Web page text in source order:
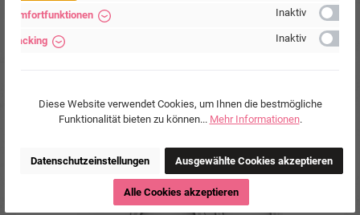
Produktgalerie überspringen
Accessory Items
Komfortfunktionen Inaktiv
Tracking Inaktiv
Diese Website verwendet Cookies, um Ihnen die bestmögliche
Funktionalität bieten zu können... Mehr Informationen.
Datenschutzeinstellungen Ausgewählte Cookies akzeptieren
Alle Cookies akzeptieren